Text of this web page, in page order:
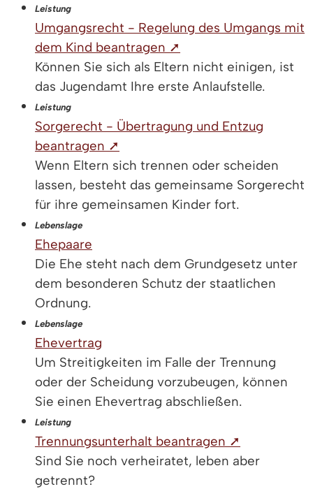
Leistung
Umgangsrecht - Regelung des Umgangs mit
dem Kind beantragen ➚
Können Sie sich als Eltern nicht einigen, ist
das Jugendamt Ihre erste Anlaufstelle.
Leistung
Sorgerecht - Übertragung und Entzug
beantragen ➚
Wenn Eltern sich trennen oder scheiden
lassen, besteht das gemeinsame Sorgerecht
für ihre gemeinsamen Kinder fort.
Lebenslage
Ehepaare
Die Ehe steht nach dem Grundgesetz unter
dem besonderen Schutz der staatlichen
Ordnung.
Lebenslage
Ehevertrag
Um Streitigkeiten im Falle der Trennung
oder der Scheidung vorzubeugen, können
Sie einen Ehevertrag abschließen.
Leistung
Trennungsunterhalt beantragen ➚
Sind Sie noch verheiratet, leben aber
getrennt?